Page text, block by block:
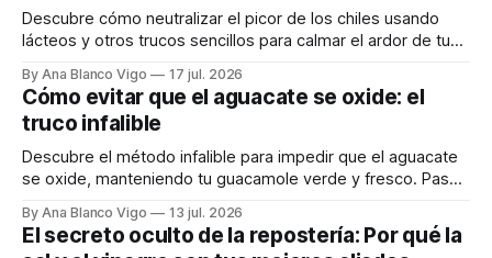
Descubre cómo neutralizar el picor de los chiles usando
lácteos y otros trucos sencillos para calmar el ardor de tu
By Ana Blanco Vigo 17 jul. 2026
Cómo evitar que el aguacate se oxide: el
truco infalible
Descubre el método infalible para impedir que el aguacate
se oxide, manteniendo tu guacamole verde y fresco. Paso
By Ana Blanco Vigo 13 jul. 2026
El secreto oculto de la repostería: Por qué la